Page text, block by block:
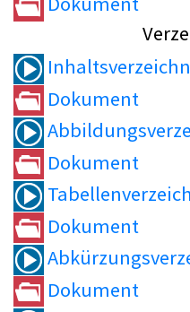
Dokument
Dokument
Dokument
Dokument